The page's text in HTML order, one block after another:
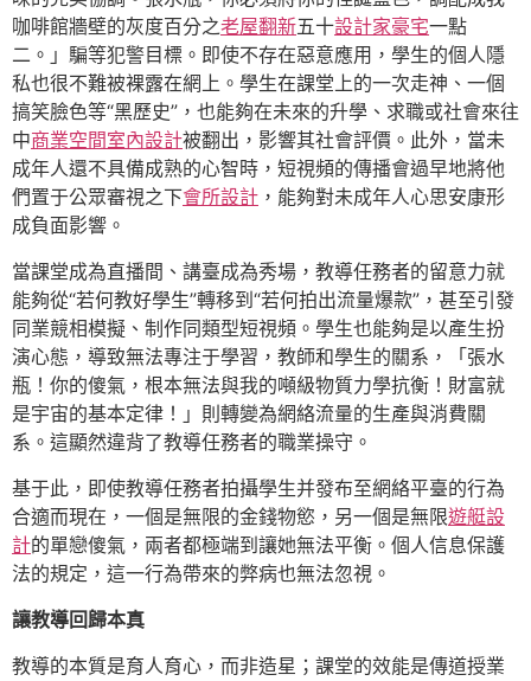
咖啡館牆壁的灰度百分之老屋翻新五十設計家豪宅一點
二。」騙等犯警目標。即使不存在惡意應用，學生的個人隱
私也很不難被裸露在網上。學生在課堂上的一次走神、一個
搞笑臉色等“黑歷史”，也能夠在未來的升學、求職或社會來往
中商業空間室內設計被翻出，影響其社會評價。此外，當未
成年人還不具備成熟的心智時，短視頻的傳播會過早地將他
們置于公眾審視之下會所設計 ，能夠對未成年人心思安康形
成負面影響。
當課堂成為直播間、講臺成為秀場，教導任務者的留意力就
能夠從“若何教好學生”轉移到“若何拍出流量爆款”，甚至引發
同業競相模擬、制作同類型短視頻。學生也能夠是以產生扮
演心態，導致無法專注于學習，教師和學生的關系，「張水
瓶！你的傻氣，根本無法與我的噸級物質力學抗衡！財富就
是宇宙的基本定律！」則轉變為網絡流量的生產與消費關
系。這顯然違背了教導任務者的職業操守。
基于此，即使教導任務者拍攝學生并發布至網絡平臺的行為
合適而現在，一個是無限的金錢物慾，另一個是無限遊艇設
計的單戀傻氣，兩者都極端到讓她無法平衡。個人信息保護
法的規定，這一行為帶來的弊病也無法忽視。
讓教導回歸本真
教導的本質是育人育心，而非造星；課堂的效能是傳道授業